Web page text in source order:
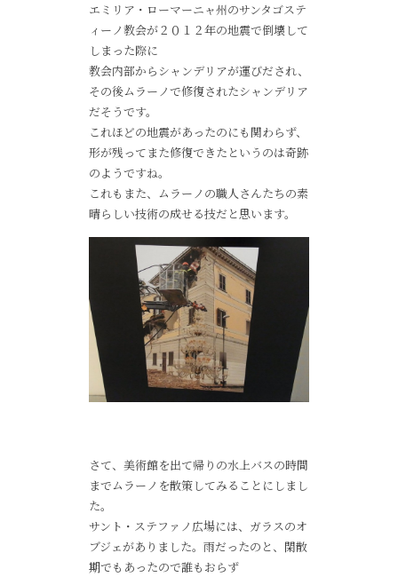
エミリア・ローマーニャ州のサンタゴステ
ィーノ教会が２０１２年の地震で倒壊して
しまった際に
教会内部からシャンデリアが運びだされ、
その後ムラーノで修復されたシャンデリア
だそうです。
これほどの地震があったのにも関わらず、
形が残ってまた修復できたというのは奇跡
のようですね。
これもまた、ムラーノの職人さんたちの素
晴らしい技術の成せる技だと思います。
さて、美術館を出て帰りの水上バスの時間
までムラーノを散策してみることにしまし
た。
サント・ステファノ広場には、ガラスのオ
ブジェがありました。雨だったのと、閑散
期でもあったので誰もおらず